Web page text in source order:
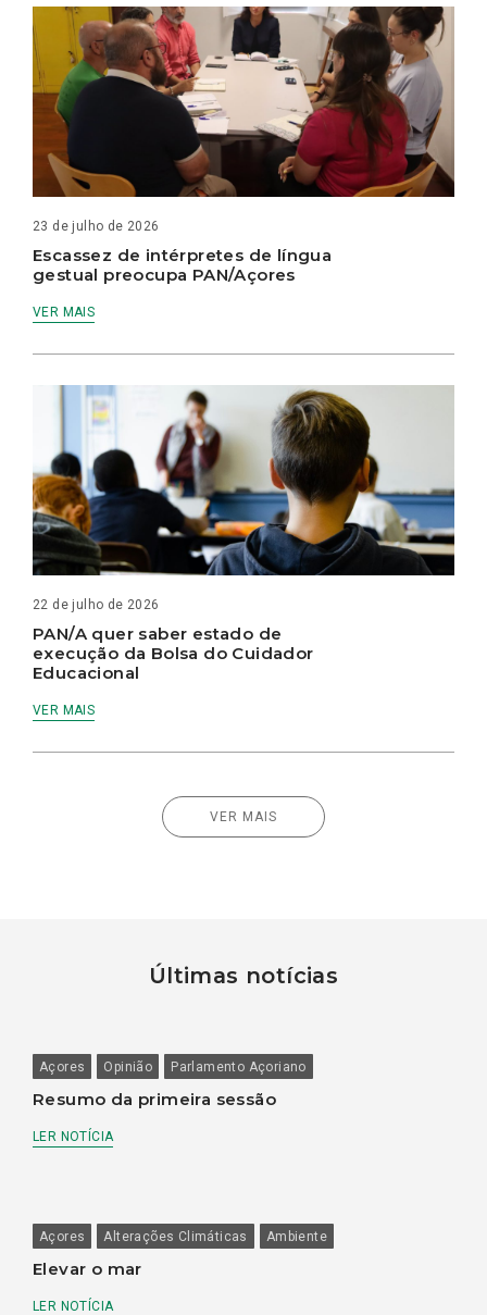
23 de julho de 2026
Escassez de intérpretes de língua
gestual preocupa PAN/Açores
VER MAIS
22 de julho de 2026
PAN/A quer saber estado de
execução da Bolsa do Cuidador
Educacional
VER MAIS
VER MAIS
Últimas notícias
Açores Opinião Parlamento Açoriano
Resumo da primeira sessão
LER NOTÍCIA
Açores Alterações Climáticas Ambiente
Elevar o mar
LER NOTÍCIA